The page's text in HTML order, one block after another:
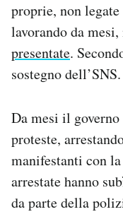
proprie, non
lavorando da mesi,
presentate.
sostegno dell’SNS.
Da mesi il
proteste,
manifestanti con
arrestate hanno
da parte della